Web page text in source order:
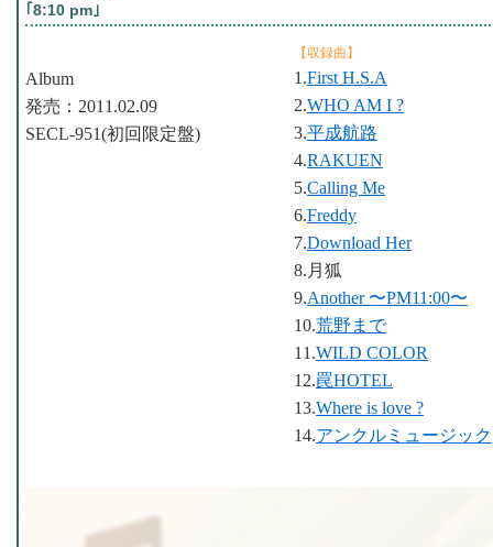
｢8:10 pm｣
【収録曲】
1.First H.S.A
2.WHO AM I ?
3.平成航路
4.RAKUEN
5.Calling Me
6.Freddy
7.Download Her
8.月狐
9.Another 〜PM11:00〜
10.荒野まで
11.WILD COLOR
12.罠HOTEL
13.Where is love ?
14.アンクルミュージック
Album
発売：2011.02.09
SECL-951(初回限定盤)